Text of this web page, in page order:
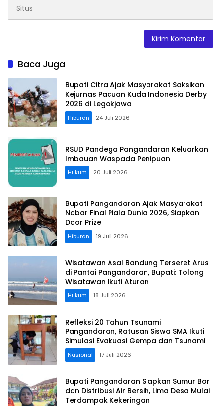
Baca Juga
Bupati Citra Ajak Masyarakat Saksikan
Kejurnas Pacuan Kuda Indonesia Derby
2026 di Legokjawa
Hiburan 24 Juli 2026
RSUD Pandega Pangandaran Keluarkan
Imbauan Waspada Penipuan
Hukum 20 Juli 2026
Bupati Pangandaran Ajak Masyarakat
Nobar Final Piala Dunia 2026, Siapkan
Door Prize
Hiburan 19 Juli 2026
Wisatawan Asal Bandung Terseret Arus
di Pantai Pangandaran, Bupati: Tolong
Wisatawan Ikuti Aturan
Hukum 18 Juli 2026
Refleksi 20 Tahun Tsunami
Pangandaran, Ratusan Siswa SMA Ikuti
Simulasi Evakuasi Gempa dan Tsunami
Nasional 17 Juli 2026
Bupati Pangandaran Siapkan Sumur Bor
dan Distribusi Air Bersih, Lima Desa Mulai
Terdampak Kekeringan